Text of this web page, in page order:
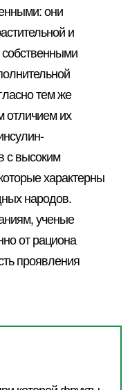
они
и
тем же
отличием их
с высоким
характерны
народов.
ученые
от рациона
проявления